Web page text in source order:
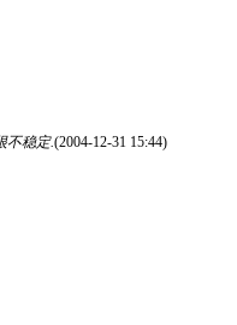
不稳定.(2004-12-31 15:44)